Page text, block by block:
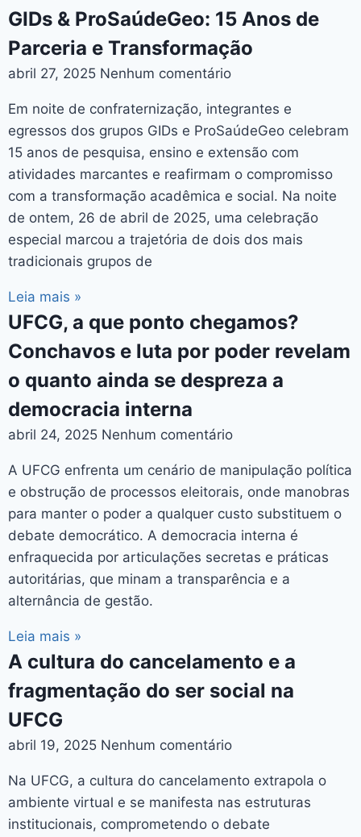
GIDs & ProSaúdeGeo: 15 Anos de
Parceria e Transformação
abril 27, 2025 Nenhum comentário
Em noite de confraternização, integrantes e
egressos dos grupos GIDs e ProSaúdeGeo celebram
15 anos de pesquisa, ensino e extensão com
atividades marcantes e reafirmam o compromisso
com a transformação acadêmica e social. Na noite
de ontem, 26 de abril de 2025, uma celebração
especial marcou a trajetória de dois dos mais
tradicionais grupos de
Leia mais »
UFCG, a que ponto chegamos?
Conchavos e luta por poder revelam
o quanto ainda se despreza a
democracia interna
abril 24, 2025 Nenhum comentário
A UFCG enfrenta um cenário de manipulação política
e obstrução de processos eleitorais, onde manobras
para manter o poder a qualquer custo substituem o
debate democrático. A democracia interna é
enfraquecida por articulações secretas e práticas
autoritárias, que minam a transparência e a
alternância de gestão.
Leia mais »
A cultura do cancelamento e a
fragmentação do ser social na
UFCG
abril 19, 2025 Nenhum comentário
Na UFCG, a cultura do cancelamento extrapola o
ambiente virtual e se manifesta nas estruturas
institucionais, comprometendo o debate